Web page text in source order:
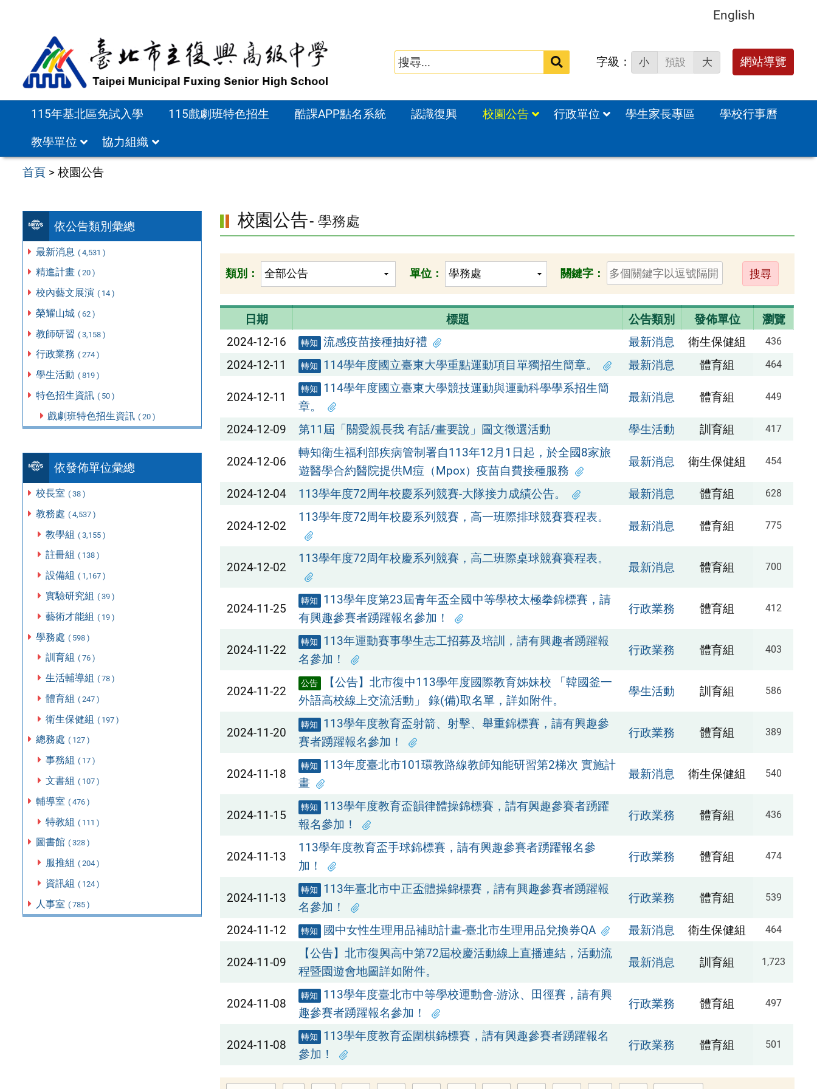
English
搜
字級： 小 預設 大 網站導覽
115年基北區免試入學 115戲劇班特色招生 酷課APP點名系統 認識復興 校園公告 行政單位 學生家長專區
學校行事曆
教學單位
協力組織
首頁 >校園公告
依公告類別彙總
最新消息 ( 4,531 )
精進計畫 ( 20 )
校內藝文展演 ( 14 )
榮耀山城 ( 62 )
教師研習 ( 3,158 )
行政業務 ( 274 )
學生活動 ( 819 )
特色招生資訊 ( 50 )
戲劇班特色招生資訊 ( 20 )
依發佈單位彙總
校長室 ( 38 )
教務處 ( 4,537 )
教學組 ( 3,155 )
註冊組 ( 138 )
設備組 ( 1,167 )
實驗研究組 ( 39 )
藝術才能組 ( 19 )
學務處 ( 598 )
訓育組 ( 76 )
生活輔導組 ( 78 )
體育組 ( 247 )
衛生保健組 ( 197 )
總務處 ( 127 )
事務組 ( 17 )
文書組 ( 107 )
輔導室 ( 476 )
特教組 ( 111 )
圖書館 ( 328 )
服推組 ( 204 )
資訊組 ( 124 )
人事室 ( 785 )
校園公告- 學務處
類別： 單位： 關鍵字：
送
出
日期 標題 公告類別 發佈單位
瀏覽
2024-12-16
轉知 流感疫苗接種抽好禮 最新消息 衛生保健組 436
2024-12-11 轉知 114學年度國立臺東大學重點運動項目單獨招生簡章。 最新消息 體育組 464
2024-12-11
轉知
114學年度國立臺東大學競技運動與運動科學學系招生簡
章。
最新消息 體育組 449
2024-12-09 第11屆「關愛親長我 有話/畫要說」圖文徵選活動 學生活動 訓育組 417
2024-12-06
轉知衛生福利部疾病管制署自113年12月1日起，於全國8家旅
遊醫學合約醫院提供M痘（Mpox）疫苗自費接種服務
最新消息 衛生保健組 454
2024-12-04 113學年度72周年校慶系列競賽-大隊接力成績公告。 最新消息 體育組 628
2024-12-02
113學年度72周年校慶系列競賽，高一班際排球競賽賽程表。
最新消息 體育組 775
2024-12-02
113學年度72周年校慶系列競賽，高二班際桌球競賽賽程表。
最新消息 體育組 700
2024-11-25
轉知
113學年度第23屆青年盃全國中等學校太極拳錦標賽，請
有興趣參賽者踴躍報名參加！
行政業務 體育組 412
2024-11-22
轉知
113年運動賽事學生志工招募及培訓，請有興趣者踴躍報
名參加！
行政業務 體育組 403
2024-11-22
公告
【公告】北市復中113學年度國際教育姊妹校 「韓國釜一
外語高校線上交流活動」 錄(備)取名單，詳如附件。
學生活動 訓育組 586
2024-11-20
轉知
113學年度教育盃射箭、射擊、舉重錦標賽，請有興趣參
賽者踴躍報名參加！
行政業務 體育組 389
2024-11-18
轉知
113年度臺北市101環教路線教師知能研習第2梯次 實施計
畫
最新消息 衛生保健組 540
2024-11-15
轉知
113學年度教育盃韻律體操錦標賽，請有興趣參賽者踴躍
報名參加！
行政業務 體育組 436
2024-11-13
113學年度教育盃手球錦標賽，請有興趣參賽者踴躍報名參
加！
行政業務 體育組 474
2024-11-13
轉知
113年臺北市中正盃體操錦標賽，請有興趣參賽者踴躍報
名參加！
行政業務 體育組 539
2024-11-12 轉知 國中女性生理用品補助計畫-臺北市生理用品兌換券QA 最新消息 衛生保健組 464
2024-11-09
【公告】北市復興高中第72屆校慶活動線上直播連結，活動流
程暨園遊會地圖詳如附件。
最新消息 訓育組 1,723
2024-11-08
轉知
113學年度臺北市中等學校運動會-游泳、田徑賽，請有興
趣參賽者踴躍報名參加！
行政業務 體育組 497
2024-11-08
轉知
113學年度教育盃圍棋錦標賽，請有興趣參賽者踴躍報名
參加！
行政業務 體育組 501